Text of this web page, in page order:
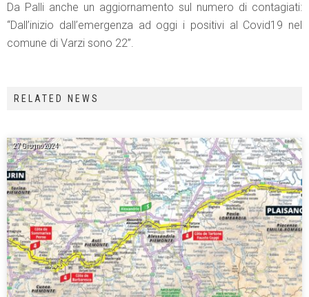
Da Palli anche un aggiornamento sul numero di contagiati:
“Dall’inizio dall’emergenza ad oggi i positivi al Covid19 nel
comune di Varzi sono 22”.
RELATED NEWS
27 Giugno 2024